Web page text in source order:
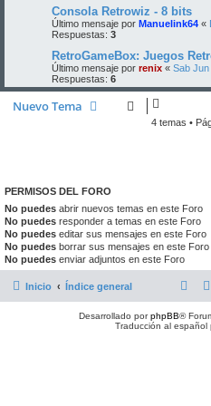
Consola Retrowiz - 8 bits
Último mensaje por Manuelink64 «
Respuestas: 3
RetroGameBox: Juegos
Último mensaje por renix « Sab
Respuestas: 6
Nuevo Tema
4 temas •
PERMISOS DEL FORO
No puedes abrir nuevos temas en este Foro
No puedes responder a temas en este Foro
No puedes editar sus mensajes en este Foro
No puedes borrar sus mensajes en este Foro
No puedes enviar adjuntos en este Foro
Inicio Índice general
Desarrollado porphpBB®
Traducción al español